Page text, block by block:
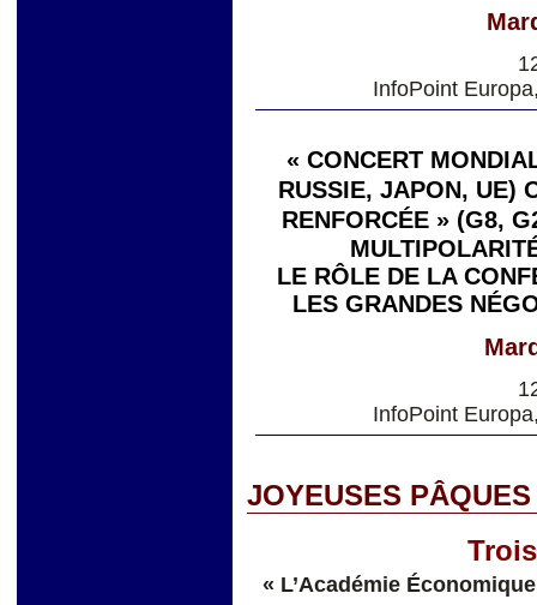
InfoPoint
« CONCERT
RUSSIE, JAPON, UE)
RENFORCÉE » (G8,
LE RÔLE DE LA
LES GRANDES
InfoPoint
JOYEUSES PÂQUES
« L’Académie